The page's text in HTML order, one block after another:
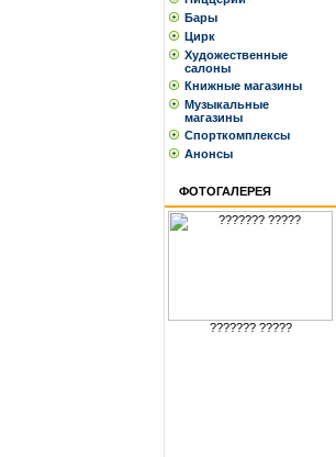
Бары
Цирк
Художественные
салоны
Книжные магазины
Музыкальные
магазины
Спорткомплексы
Анонсы
ФОТОГАЛЕРЕЯ
??????? ?????